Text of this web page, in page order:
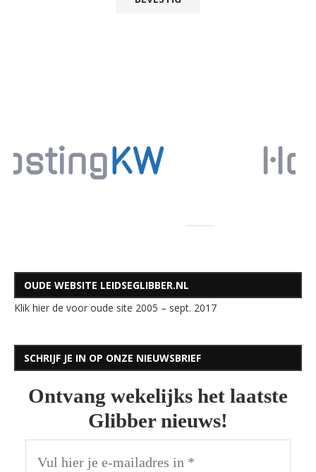
OUDE WEBSITE LEIDSEGLIBBER.NL
Klik hier de voor oude site 2005 – sept. 2017
SCHRIJF JE IN OP ONZE NIEUWSBRIEF
Ontvang wekelijks het laatste
Glibber nieuws!